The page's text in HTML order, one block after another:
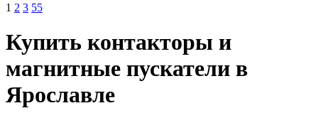
1 2 3 55
Купить контакторы и
магнитные пускатели в
Ярославле